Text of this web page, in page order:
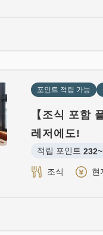
포인트 적립 가능
【조식 포함
레저에도!
적립 포인트 232~
조식 현